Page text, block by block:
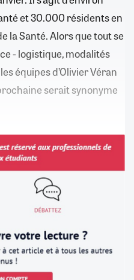
et 30.000 résidents en
la Santé. Alors que tout se
- logistique, modalités
équipes d’Olivier Véran
serait synonyme